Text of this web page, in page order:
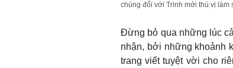
chúng đối với Trinh mới thú vị làm
Đừng bỏ qua những lúc
nhận, bởi những khoảnh
trang viết tuyệt vời cho